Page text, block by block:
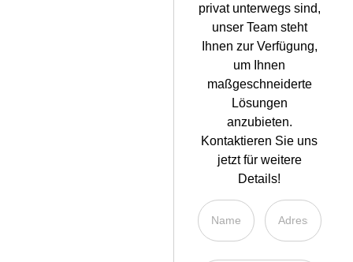
privat unterwegs sind,
unser Team steht
Ihnen zur Verfügung,
um Ihnen
maßgeschneiderte
Lösungen
anzubieten.
Kontaktieren Sie uns
jetzt für weitere
Details!